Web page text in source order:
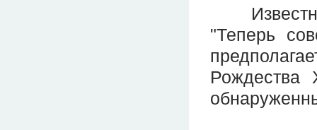
"Теперь
Рождества